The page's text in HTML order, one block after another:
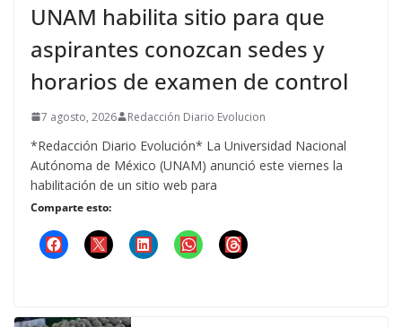
UNAM habilita sitio para que
aspirantes conozcan sedes y
horarios de examen de control
7 agosto, 2026 Redacción Diario Evolucion
*Redacción Diario Evolución* La Universidad Nacional
Autónoma de México (UNAM) anunció este viernes la
habilitación de un sitio web para
Comparte esto: